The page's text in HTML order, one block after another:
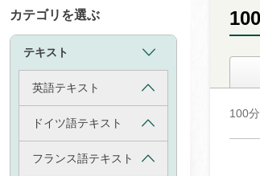
100
カテゴリを選ぶ
テキスト
英語テキスト
ドイツ語テキスト
フランス語テキスト